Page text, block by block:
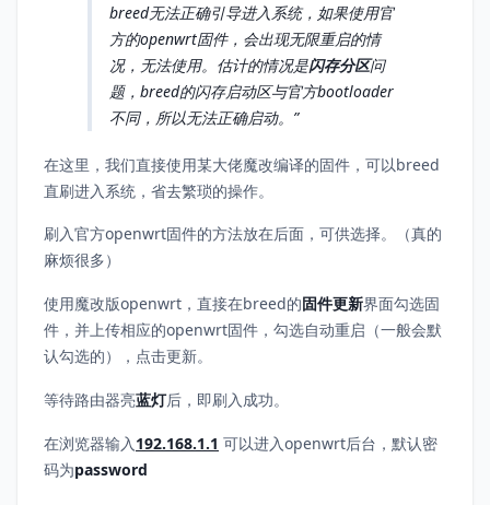
breed无法正确引导进入系统，如果使用官
方的openwrt固件，会出现无限重启的情
况，无法使用。估计的情况是闪存分区问
题，breed的闪存启动区与官方bootloader
不同，所以无法正确启动。
在这里，我们直接使用某大佬魔改编译的固件，可以breed
直刷进入系统，省去繁琐的操作。
刷入官方openwrt固件的方法放在后面，可供选择。（真的
麻烦很多）
使用魔改版openwrt，直接在breed的固件更新界面勾选固
件，并上传相应的openwrt固件，勾选自动重启（一般会默
认勾选的），点击更新。
等待路由器亮蓝灯后，即刷入成功。
在浏览器输入192.168.1.1 可以进入openwrt后台，默认密
码为password